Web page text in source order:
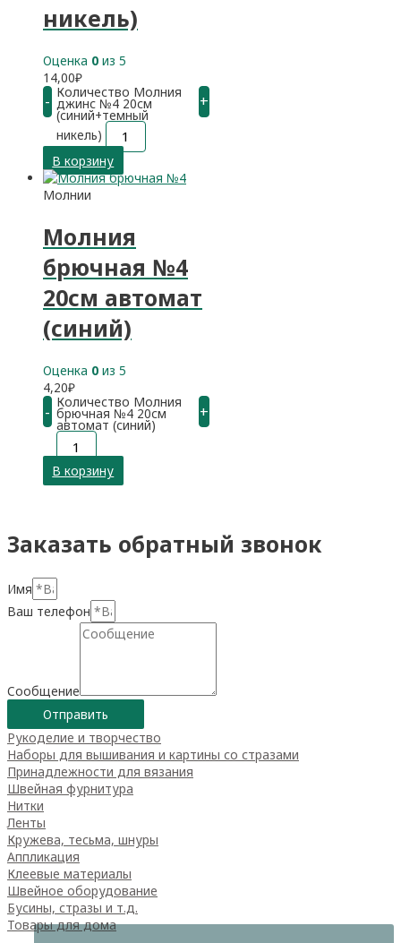
никель)
Оценка 0 из 5
14,00₽
- Количество Молния
джинс №4 20см
(синий+темный
никель)
+
В корзину
Молнии
Молния
брючная №4
20см автомат
(синий)
Оценка 0 из 5
4,20₽
- Количество Молния
брючная №4 20см
автомат (синий)
+
В корзину
Заказать обратный звонок
Имя
Ваш телефон
Сообщение
Отправить
Рукоделие и творчество
Наборы для вышивания и картины со стразами
Принадлежности для вязания
Швейная фурнитура
Нитки
Ленты
Кружева, тесьма, шнуры
Аппликация
Клеевые материалы
Швейное оборудование
Бусины, стразы и т.д.
Товары для дома